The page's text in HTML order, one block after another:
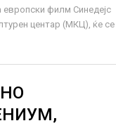
европски филм Синедејс
центар (МКЦ), ќе се